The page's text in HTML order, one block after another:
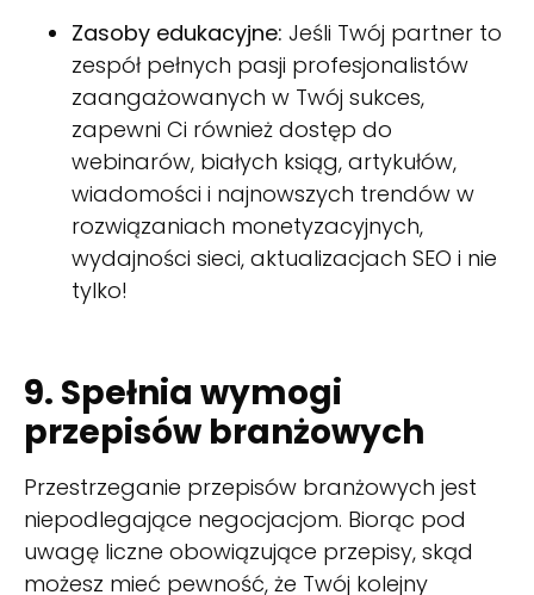
Zasoby edukacyjne: Jeśli Twój partner to
zespół pełnych pasji profesjonalistów
zaangażowanych w Twój sukces,
zapewni Ci również dostęp do
webinarów, białych ksiąg, artykułów,
wiadomości i najnowszych trendów w
rozwiązaniach monetyzacyjnych,
wydajności sieci, aktualizacjach SEO i nie
tylko!
9. Spełnia wymogi
przepisów branżowych
Przestrzeganie przepisów branżowych jest
niepodlegające negocjacjom. Biorąc pod
uwagę liczne obowiązujące przepisy, skąd
możesz mieć pewność, że Twój kolejny